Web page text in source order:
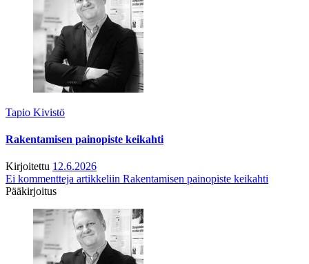
Tapio Kivistö
Rakentamisen painopiste keikahti
Kirjoitettu 12.6.2026
Ei kommentteja artikkeliin Rakentamisen painopiste keikahti
Pääkirjoitus